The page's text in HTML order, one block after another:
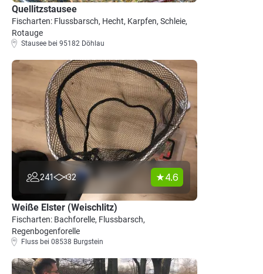
Quellitzstausee
Fischarten: Flussbarsch, Hecht, Karpfen, Schleie,
Rotauge
Stausee bei 95182 Döhlau
241 32 4.6
Weiße Elster (Weischlitz)
Fischarten: Bachforelle, Flussbarsch,
Regenbogenforelle
Fluss bei 08538 Burgstein